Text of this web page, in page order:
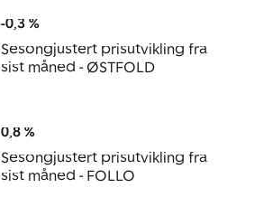
-0,3 %
Sesongjustert prisutvikling fra
sist måned - ØSTFOLD
0,8 %
Sesongjustert prisutvikling fra
sist måned - FOLLO